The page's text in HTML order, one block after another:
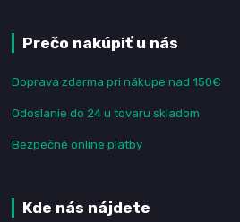
Prečo nakúpiť u nás
Doprava zdarma pri nákupe nad 150€
Odoslanie do 24 u tovaru skladom
Bezpečné online platby
Kde nás nájdete